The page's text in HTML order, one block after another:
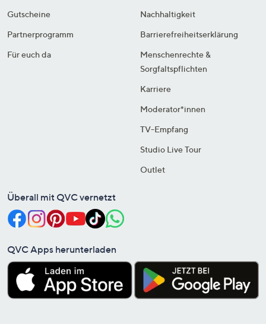
Gutscheine
Partnerprogramm
Für euch da
Nachhaltigkeit
Barrierefreiheitserklärung
Menschenrechte &
Sorgfaltspflichten
Karriere
Moderator*innen
TV-Empfang
Studio Live Tour
Outlet
Überall mit QVC vernetzt
QVC Apps herunterladen